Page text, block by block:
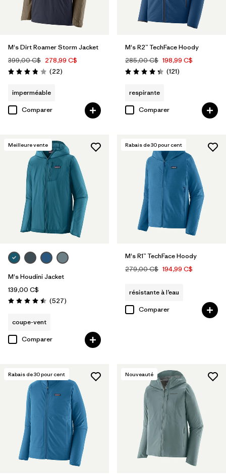
M's Dirt Roamer Storm Jacket
399,00 C$ 278,99 C$
Évaluation: 3.9 / 5
(22Avis
)
imperméable
Comparer
M's R2™ TechFace Hoody
285,00 C$ 198,99 C$
Évaluation: 4.4 / 5
(121Avis
)
respirante
Comparer
Meilleure vente
M's Houdini Jacket
139,00 C$
Évaluation: 4.5 / 5
(527Avis
)
coupe-vent
Comparer
Rabais de30pour cent
M's R1™ TechFace Hoody
279,00 C$ 194,99 C$
résistante à l’eau
Comparer
Rabais de30pour cent Nouveauté